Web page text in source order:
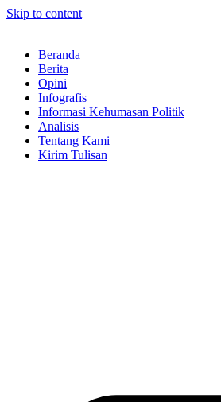
Skip to content
Beranda
Berita
Opini
Infografis
Informasi Kehumasan Politik
Analisis
Tentang Kami
Kirim Tulisan